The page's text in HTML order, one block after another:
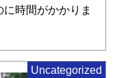
時間がかかりま
Uncategorized